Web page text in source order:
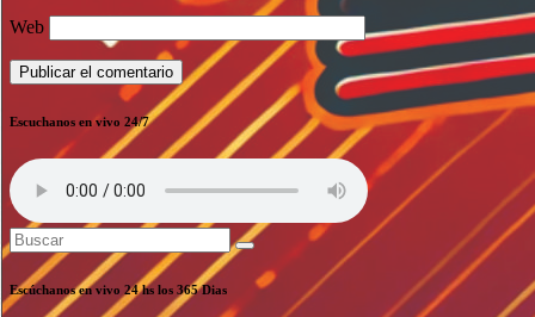
Web
Escuchanos en vivo 24/7
Escúchanos en vivo 24 hs los 365 Dias